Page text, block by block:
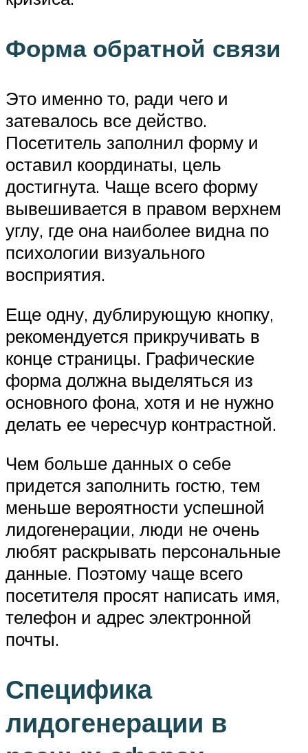
Форма обратной связи
Это именно то, ради чего и
затевалось все действо.
Посетитель заполнил форму и
оставил координаты, цель
достигнута. Чаще всего форму
вывешивается в правом верхнем
углу, где она наиболее видна по
психологии визуального
восприятия.
Еще одну, дублирующую кнопку,
рекомендуется прикручивать в
конце страницы. Графические
форма должна выделяться из
основного фона, хотя и не нужно
делать ее чересчур контрастной.
Чем больше данных о себе
придется заполнить гостю, тем
меньше вероятности успешной
лидогенерации, люди не очень
любят раскрывать персональные
данные. Поэтому чаще всего
посетителя просят написать имя,
телефон и адрес электронной
почты.
Специфика
лидогенерации в